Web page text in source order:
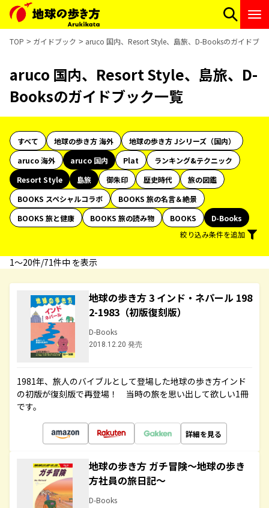
TOP ガイドブック aruco 国内、Resort Style、島旅、D-Booksのガイドブッ
aruco 国内、Resort Style、島旅、D-
Booksのガイドブック一覧
すべて 地球の歩き方 海外
地球の歩き方 Jシリーズ（国内）
aruco 海外
aruco 国内 Plat
ランキング&テクニック
Resort Style
島旅 御朱印 歴史時代
旅の図鑑
BOOKS スペシャルコラボ
BOOKS 旅の名言＆絶景
BOOKS 旅と健康
BOOKS 旅の読み物 BOOKS
D-Books
絞り込み条件を追加
1〜20件/71件中 を表示
地球の歩き方 3 インド・ネパール 198
2-1983（初版復刻版）
D-Books
2018.12.20 発売
1981年、旅人のバイブルとして登場した地球の歩き方インド
の初版が復刻版で再登場！ 当時の旅を思い出して欲しい1冊
です。
詳細を見る
地球の歩き方 ガチ冒険～地球の歩き
方社員の旅日記～
D-Books